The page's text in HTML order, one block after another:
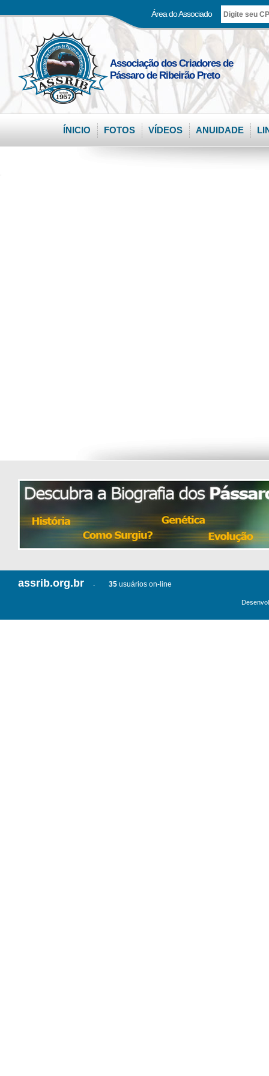
Área do Associado
Associação dos Criadores de
Pássaro de Ribeirão Preto
ÍNICIO FOTOS VÍDEOS ANUIDADE
assrib.org.br - 35 usuários on-line